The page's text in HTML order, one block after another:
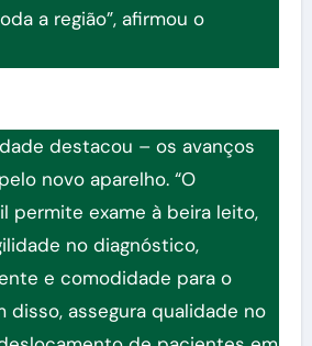
a região”, afirmou o
destacou – os avanços
novo aparelho. “O
permite exame à beira leito,
no diagnóstico,
e comodidade para o
disso, assegura qualidade no